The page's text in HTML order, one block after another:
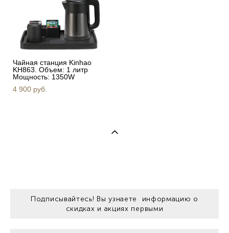
Чайная станция Kinhao
KH863. Объем: 1 литр
Мощность: 1350W
4 900 pуб.
Подписывайтесь! Вы узнаете информацию о
скидках и акциях первыми